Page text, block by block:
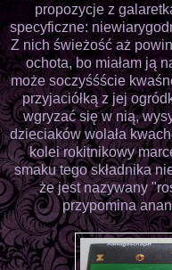
propozycje z
specyficzne:
Z nich świeżość aż
ochota, bo miałam ją
może soczyśśście
przyjaciółką z jej
wgryzać się w nią,
dzieciaków wolała
kolei rokitnikowy
smaku tego składnika
że jest nazywany
przypomina